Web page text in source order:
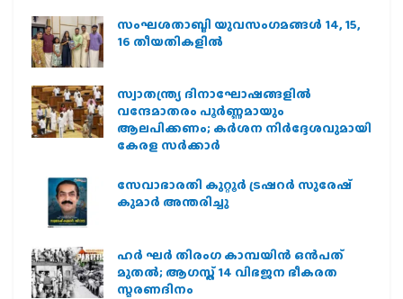
സംഘശതാബ്ദി യുവസംഗമങ്ങള്‍ 14, 15,
16 തീയതികളില്‍
സ്വാതന്ത്ര്യ ദിനാഘോഷങ്ങളിൽ
വന്ദേമാതരം പൂർണ്ണമായും
ആലപിക്കണം; കർശന നിർദ്ദേശവുമായി
കേരള സർക്കാർ
സേവാഭാരതി കുറ്റൂർ ട്രഷറർ സുരേഷ്
കുമാർ അന്തരിച്ചു
ഹര്‍ ഘര്‍ തിരംഗ കാമ്പയിന്‍ ഒന്‍പത്
മുതല്‍; ആഗസ്ത് 14 വിഭജന ഭീകരത
സ്മരണദിനം